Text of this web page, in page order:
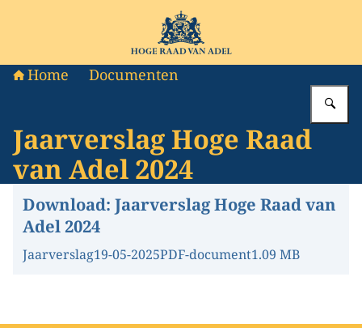
Naar de homepage van Hoge Raad van Adel
Home Documenten
Jaarverslag Hoge Raad
van Adel 2024
Download: Jaarverslag Hoge Raad van
Adel 2024
Jaarverslag19-05-2025PDF-document1.09 MB